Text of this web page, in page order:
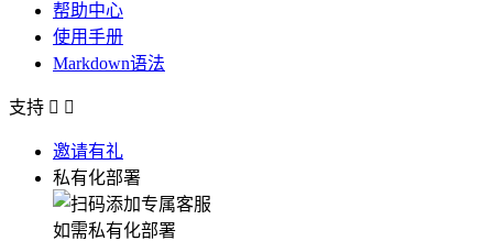
帮助中心
使用手册
Markdown语法
支持  
邀请有礼
私有化部署
如需私有化部署